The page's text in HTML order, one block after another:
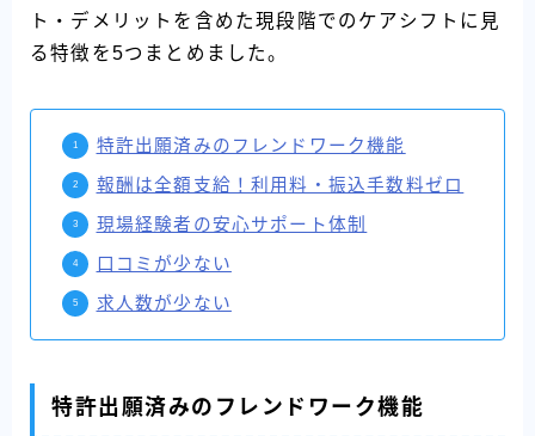
ト・デメリットを含めた現段階でのケアシフトに見
る特徴を5つまとめました。
特許出願済みのフレンドワーク機能
報酬は全額支給！利用料・振込手数料ゼロ
現場経験者の安心サポート体制
口コミが少ない
求人数が少ない
特許出願済みのフレンドワーク機能